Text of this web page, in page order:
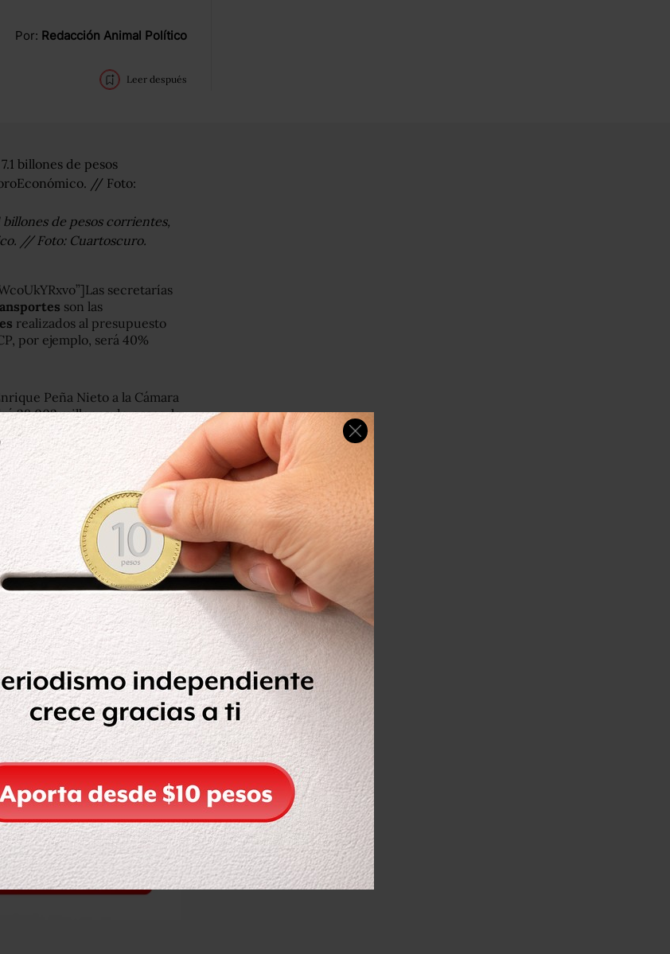
Por: Redacción Animal Político
Leer después
de pesos corrientes,
// Foto: Cuartoscuro.
secretarías
son las
realizados al presupuesto
por ejemplo, será 40%
Peña Nieto a la Cámara
28,002 millones de pesos; la
pesos, en 2016
2016 tendrá un
126,146 mdp.
un gasto total de 4.7
por 221 mil millones de
Caso.